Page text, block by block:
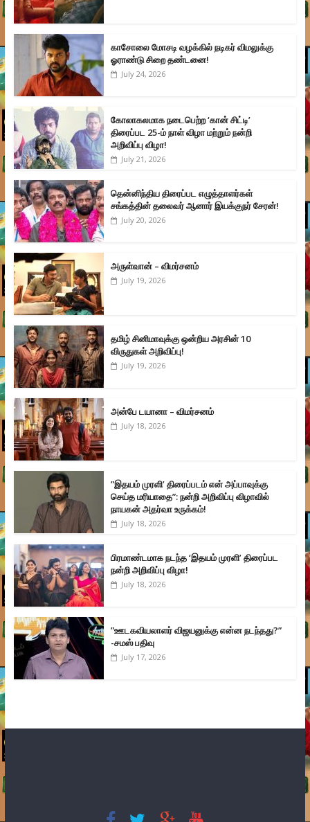
காசோலை மோசடி வழக்கில் நடிகர் விமலுக்கு
ஓராண்டு சிறை தண்டனை!
July 24, 2026
கோலாகலமாக நடைபெற்ற ‘கான் சிட்டி’
திரைப்பட 25-ம் நாள் விழா மற்றும் நன்றி
அறிவிப்பு விழா!
July 21, 2026
தென்னிந்திய திரைப்பட எழுத்தாளர்கள்
சங்கத்தின் தலைவர் ஆனார் இயக்குநர் சேரன்!
July 20, 2026
அருள்வான் – விமர்சனம்
July 19, 2026
தமிழ் சினிமாவுக்கு ஒன்றிய அரசின் 10
விருதுகள் அறிவிப்பு!
July 19, 2026
அன்பே டயானா – விமர்சனம்
July 18, 2026
”இதயம் முரளி’ திரைப்படம் என் அப்பாவுக்கு
செய்த மரியாதை”: நன்றி அறிவிப்பு விழாவில்
நாயகன் அதர்வா உருக்கம்!
July 18, 2026
பிரமாண்டமாக நடந்த ‘இதயம் முரளி’ திரைப்பட
நன்றி அறிவிப்பு விழா!
July 18, 2026
”ஊடகவியலாளர் விஜயனுக்கு என்ன நடந்தது?”
-சமஸ் பதிவு
July 17, 2026